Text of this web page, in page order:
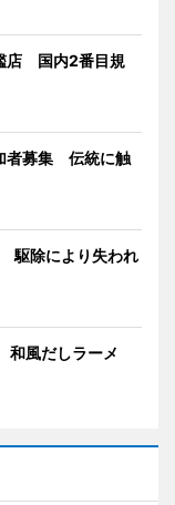
店 国内2番目規
者募集 伝統に触
駆除により失われ
和風だしラーメ